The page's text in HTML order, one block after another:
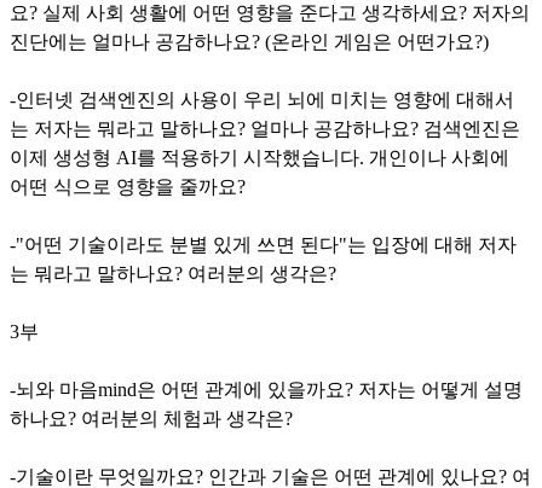
요? 실제 사회 생활에 어떤 영향을 준다고 생각하세요? 저자의
진단에는 얼마나 공감하나요? (온라인 게임은 어떤가요?)
-인터넷 검색엔진의 사용이 우리 뇌에 미치는 영향에 대해서
는 저자는 뭐라고 말하나요? 얼마나 공감하나요? 검색엔진은
이제 생성형 AI를 적용하기 시작했습니다. 개인이나 사회에
어떤 식으로 영향을 줄까요?
-"어떤 기술이라도 분별 있게 쓰면 된다"는 입장에 대해 저자
는 뭐라고 말하나요? 여러분의 생각은?
3부
-뇌와 마음mind은 어떤 관계에 있을까요? 저자는 어떻게 설명
하나요? 여러분의 체험과 생각은?
-기술이란 무엇일까요? 인간과 기술은 어떤 관계에 있나요? 여